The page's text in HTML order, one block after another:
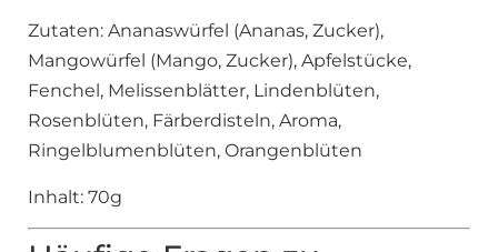
Zutaten: Ananaswürfel (Ananas, Zucker),
Mangowürfel (Mango, Zucker), Apfelstücke,
Fenchel, Melissenblätter, Lindenblüten,
Rosenblüten, Färberdisteln, Aroma,
Ringelblumenblüten, Orangenblüten
Inhalt: 70g